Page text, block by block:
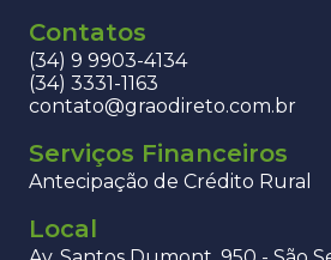
Contatos
(34) 9 9903-4134
(34) 3331-1163
contato@graodireto.com.br
Serviços Financeiros
Antecipação de Crédito Rural
Local